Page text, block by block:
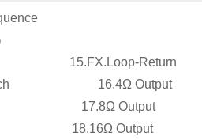
Panel）
Return
16.4Ω Output
17.8Ω Output
Output